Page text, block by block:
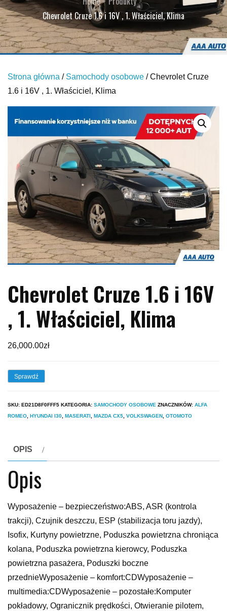
Chevrolet Cruze 1.6 i 16V , 1. Właściciel, Klima
Strona główna / Samochody osobowe / Chevrolet Cruze
1.6 i 16V , 1. Właściciel, Klima
Chevrolet Cruze 1.6 i 16V
, 1. Właściciel, Klima
26,000.00zł
Sprawdź
SKU: ED21D8F0FFF5 KATEGORIA: SAMOCHODY OSOBOWE ZNACZNIKÓW: ALFA
ROMEO, HYUNDAI I30, MASERATI, MAZDA CX5, VOLKSWAGEN, ОТОМОТО
OPIS
Opis
Wyposażenie – bezpieczeństwo:ABS, ASR (kontrola
trakcji), Czujnik deszczu, ESP (stabilizacja toru jazdy),
Isofix, Kurtyny powietrzne, Poduszka powietrzna chroniąca
kolana, Poduszka powietrzna kierowcy, Poduszka
powietrzna pasażera, Poduszki boczne
przednieWyposażenie – komfort:CDWyposażenie –
multimedia:CDWyposażenie – pozostałe:Komputer
pokładowy, Ogranicznik prędkości, Otwieranie pilotem,